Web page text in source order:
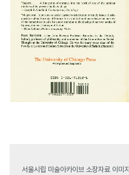
서울시립 미술아카이브 소장자료 이미